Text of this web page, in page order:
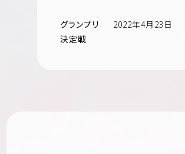
グランプリ
決定戦
2022年4月23日